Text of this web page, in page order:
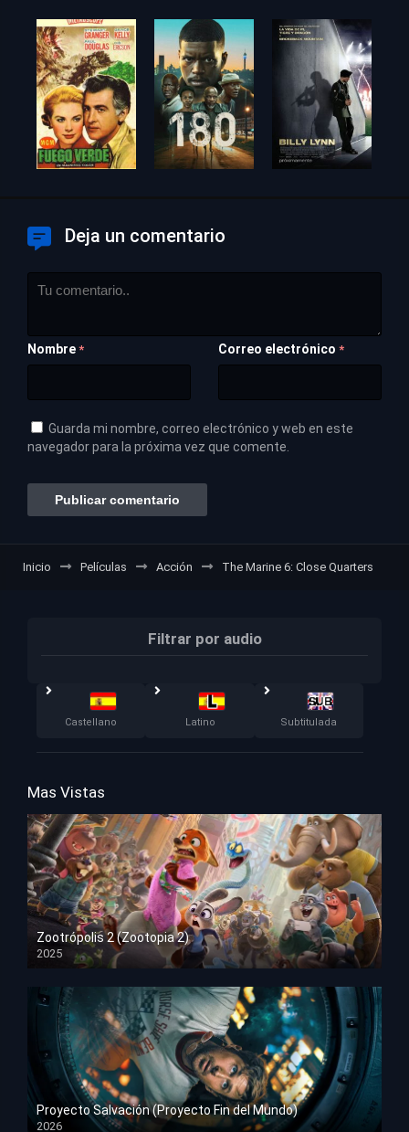
Deja un comentario
Nombre * Correo electrónico *
Guarda mi nombre, correo electrónico y web en este
navegador para la próxima vez que comente.
Inicio Películas Acción The Marine 6: Close Quarters
Filtrar por audio
Castellano Latino Subtitulada
Mas Vistas
Zootrópolis 2 (Zootopia 2)
2025
HD 1080p
Proyecto Salvación (Proyecto Fin del Mundo)
2026